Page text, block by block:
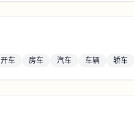
开车 房车 汽车 车辆 轿车